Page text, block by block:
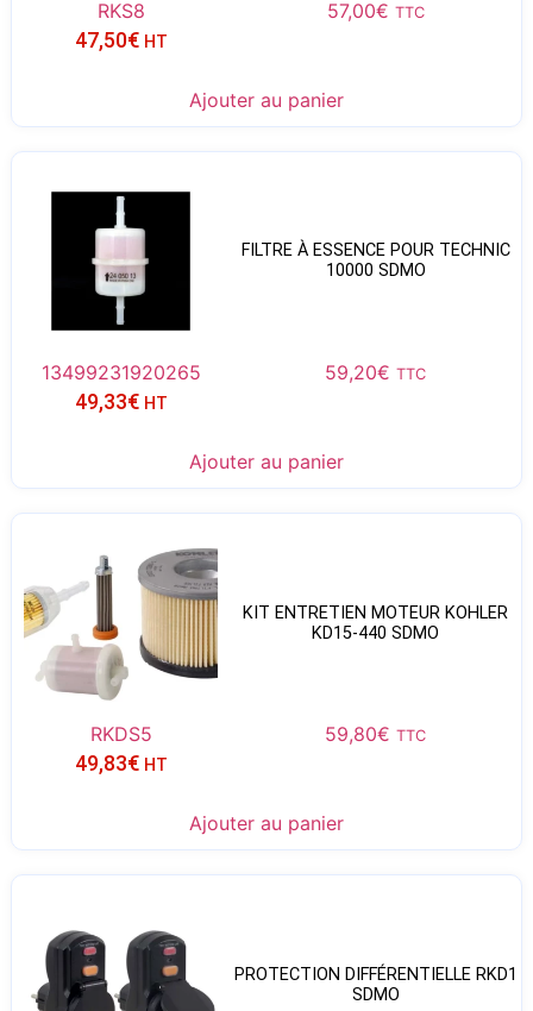
RKS8 57,00€ TTC
47,50€ HT
Ajouter au panier
FILTRE À ESSENCE POUR TECHNIC
10000 SDMO
13499231920265 59,20€ TTC
49,33€ HT
Ajouter au panier
KIT ENTRETIEN MOTEUR KOHLER
KD15-440 SDMO
RKDS5 59,80€ TTC
49,83€ HT
Ajouter au panier
PROTECTION DIFFÉRENTIELLE RKD1
SDMO